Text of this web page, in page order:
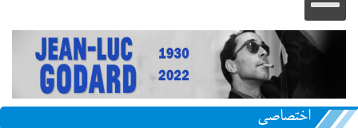
اختصاصی